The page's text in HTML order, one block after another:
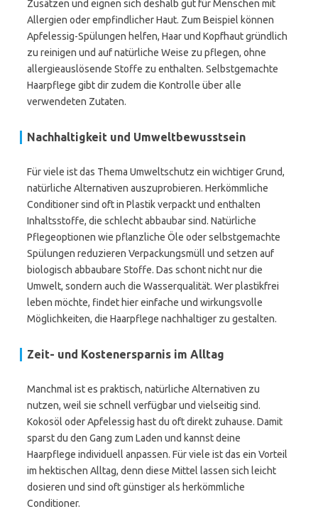
Zusätzen und eignen sich deshalb gut für Menschen mit
Allergien oder empfindlicher Haut. Zum Beispiel können
Apfelessig-Spülungen helfen, Haar und Kopfhaut gründlich
zu reinigen und auf natürliche Weise zu pflegen, ohne
allergieauslösende Stoffe zu enthalten. Selbstgemachte
Haarpflege gibt dir zudem die Kontrolle über alle
verwendeten Zutaten.
Nachhaltigkeit und Umweltbewusstsein
Für viele ist das Thema Umweltschutz ein wichtiger Grund,
natürliche Alternativen auszuprobieren. Herkömmliche
Conditioner sind oft in Plastik verpackt und enthalten
Inhaltsstoffe, die schlecht abbaubar sind. Natürliche
Pflegeoptionen wie pflanzliche Öle oder selbstgemachte
Spülungen reduzieren Verpackungsmüll und setzen auf
biologisch abbaubare Stoffe. Das schont nicht nur die
Umwelt, sondern auch die Wasserqualität. Wer plastikfrei
leben möchte, findet hier einfache und wirkungsvolle
Möglichkeiten, die Haarpflege nachhaltiger zu gestalten.
Zeit- und Kostenersparnis im Alltag
Manchmal ist es praktisch, natürliche Alternativen zu
nutzen, weil sie schnell verfügbar und vielseitig sind.
Kokosöl oder Apfelessig hast du oft direkt zuhause. Damit
sparst du den Gang zum Laden und kannst deine
Haarpflege individuell anpassen. Für viele ist das ein Vorteil
im hektischen Alltag, denn diese Mittel lassen sich leicht
dosieren und sind oft günstiger als herkömmliche
Conditioner.